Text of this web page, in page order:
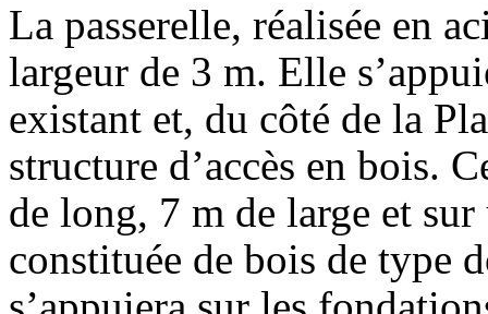
La passerelle, réalisée en
largeur de 3 m. Elle
existant et, du côté de la
structure d’accès en bois.
de long, 7 m de large et
constituée de bois de type